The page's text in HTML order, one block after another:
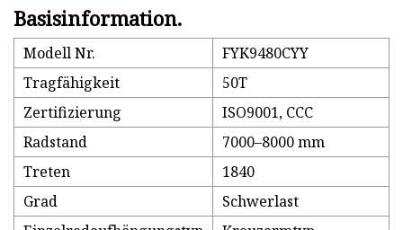
Basisinformation.
Modell Nr.
FYK9480CYY
Tragfähigkeit
50T
Zertifizierung
ISO9001, CCC
Radstand
7000–8000 mm
Treten
1840
Grad
Schwerlast